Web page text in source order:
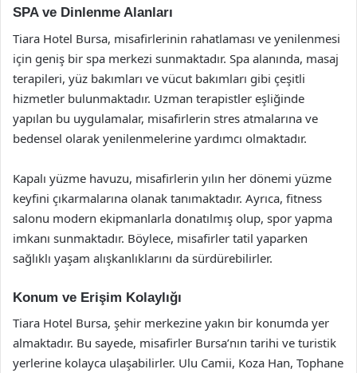
SPA ve Dinlenme Alanları
Tiara Hotel Bursa, misafirlerinin rahatlaması ve yenilenmesi
için geniş bir spa merkezi sunmaktadır. Spa alanında, masaj
terapileri, yüz bakımları ve vücut bakımları gibi çeşitli
hizmetler bulunmaktadır. Uzman terapistler eşliğinde
yapılan bu uygulamalar, misafirlerin stres atmalarına ve
bedensel olarak yenilenmelerine yardımcı olmaktadır.
Kapalı yüzme havuzu, misafirlerin yılın her dönemi yüzme
keyfini çıkarmalarına olanak tanımaktadır. Ayrıca, fitness
salonu modern ekipmanlarla donatılmış olup, spor yapma
imkanı sunmaktadır. Böylece, misafirler tatil yaparken
sağlıklı yaşam alışkanlıklarını da sürdürebilirler.
Konum ve Erişim Kolaylığı
Tiara Hotel Bursa, şehir merkezine yakın bir konumda yer
almaktadır. Bu sayede, misafirler Bursa’nın tarihi ve turistik
yerlerine kolayca ulaşabilirler. Ulu Camii, Koza Han, Tophane